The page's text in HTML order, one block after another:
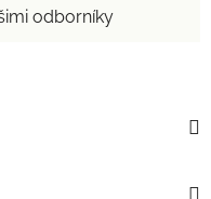
odborníky